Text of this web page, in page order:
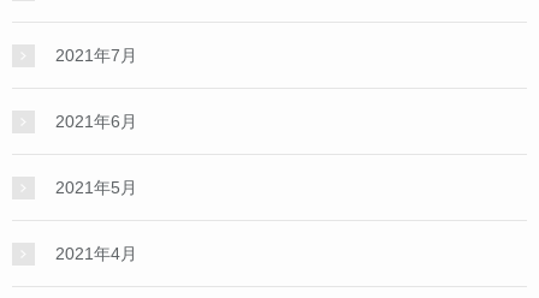
2021年7月
2021年6月
2021年5月
2021年4月